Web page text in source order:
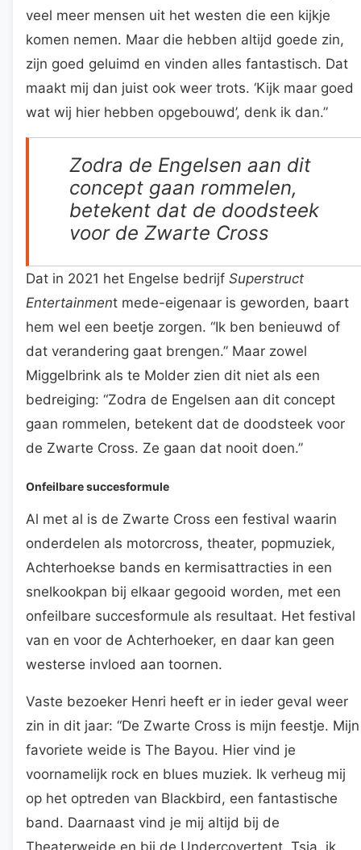
veel meer mensen uit het westen die een kijkje
komen nemen. Maar die hebben altijd goede zin,
zijn goed geluimd en vinden alles fantastisch. Dat
maakt mij dan juist ook weer trots. ‘Kijk maar goed
wat wij hier hebben opgebouwd’, denk ik dan.”
Zodra de Engelsen aan dit
concept gaan rommelen,
betekent dat de doodsteek
voor de Zwarte Cross
Dat in 2021 het Engelse bedrijf Superstruct
Entertainment mede-eigenaar is geworden, baart
hem wel een beetje zorgen. “Ik ben benieuwd of
dat verandering gaat brengen.” Maar zowel
Miggelbrink als te Molder zien dit niet als een
bedreiging: “Zodra de Engelsen aan dit concept
gaan rommelen, betekent dat de doodsteek voor
de Zwarte Cross. Ze gaan dat nooit doen.”
Onfeilbare succesformule
Al met al is de Zwarte Cross een festival waarin
onderdelen als motorcross, theater, popmuziek,
Achterhoekse bands en kermisattracties in een
snelkookpan bij elkaar gegooid worden, met een
onfeilbare succesformule als resultaat. Het festival
van en voor de Achterhoeker, en daar kan geen
westerse invloed aan toornen.
Vaste bezoeker Henri heeft er in ieder geval weer
zin in dit jaar: “De Zwarte Cross is mijn feestje. Mijn
favoriete weide is The Bayou. Hier vind je
voornamelijk rock en blues muziek. Ik verheug mij
op het optreden van Blackbird, een fantastische
band. Daarnaast vind je mij altijd bij de
Theaterweide en bij de Undercovertent. Tsja, ik